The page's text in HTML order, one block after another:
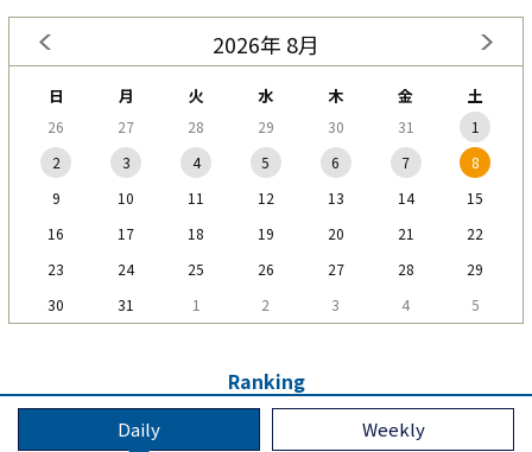
2026年 8月
日 月 火 水 木 金 土
26 27 28 29 30 31
1
2
3 4 5 6 7
8
9
10 11 12 13 14
15
16
17 18 19 20 21
22
23
24 25 26 27 28
29
30
31 1 2 3 4 5
Ranking
Daily Weekly